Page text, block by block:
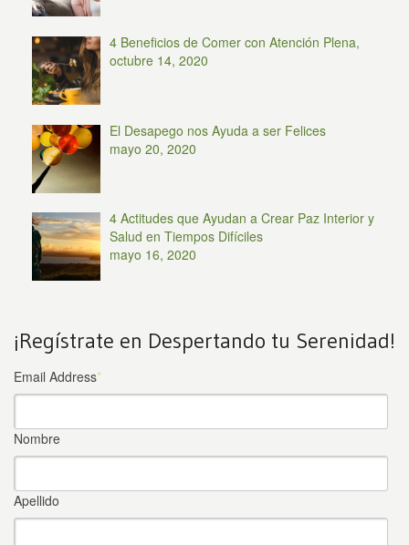
4 Beneficios de Comer con Atención Plena,
octubre 14, 2020
El Desapego nos Ayuda a ser Felices
mayo 20, 2020
4 Actitudes que Ayudan a Crear Paz Interior y
Salud en Tiempos Difíciles
mayo 16, 2020
¡Regístrate en Despertando tu Serenidad!
Email Address*
Nombre
Apellido